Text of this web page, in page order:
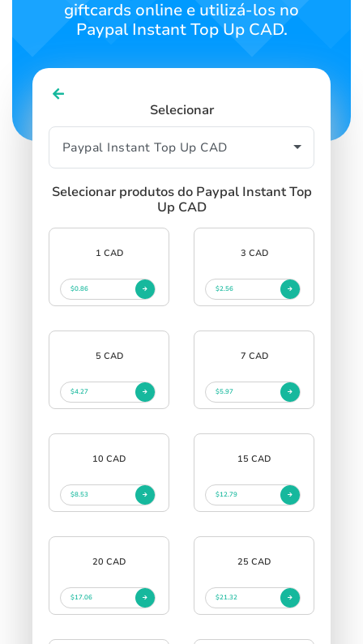
giftcards online e utilizá-los no
Paypal Instant Top Up CAD.
Selecionar
Selecionar produtos do Paypal Instant Top
Up CAD
1 CAD
$0.86
3 CAD
$2.56
5 CAD
$4.27
7 CAD
$5.97
10 CAD
$8.53
15 CAD
$12.79
20 CAD
$17.06
25 CAD
$21.32